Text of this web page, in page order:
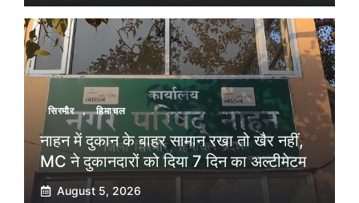
सिरमौर , हिमाचल
नाहन में दुकान के बाहर सामान रखा तो खैर नहीं,
MC ने दुकानदारों को दिया 7 दिन का अल्टीमेटम
August 5, 2026